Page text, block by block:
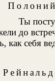
Полоний
Ты
до
как себя